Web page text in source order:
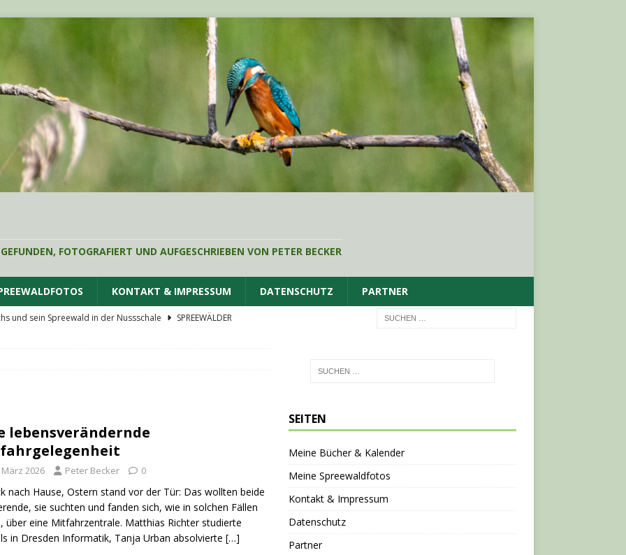
FOTOGRAFIERT UND AUFGESCHRIEBEN VON PETER BECKER
KONTAKT & IMPRESSUM DATENSCHUTZ PARTNER
und sein Spreewald in der Nussschale
SPREEWÄLDER
Gurkentag am Höllberghof FESTE & FEIERN
lebensverändernde
März 2026 Peter Becker 0
nach Hause, Ostern stand vor der Tür: Das wollten beide
sie suchten und fanden sich, wie in solchen Fällen
über eine Mitfahrzentrale. Matthias Richter studierte
in Dresden Informatik, Tanja Urban absolvierte […]
SEITEN
Meine Bücher & Kalender
Meine Spreewaldfotos
Kontakt & Impressum
Datenschutz
Partner